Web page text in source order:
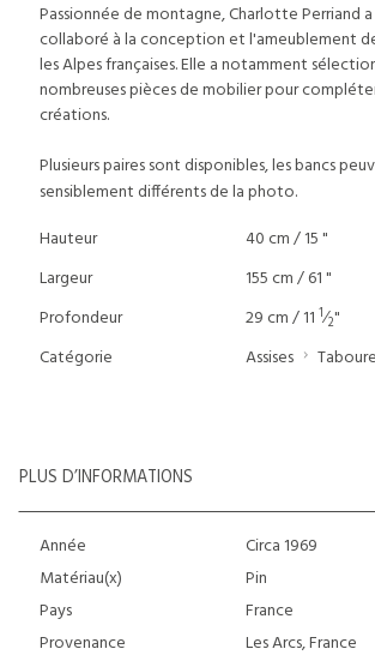
Passionnée de montagne, Charlotte Perriand
collaboré à la conception et l'ameublement
les Alpes françaises. Elle a notamment
nombreuses pièces de mobilier pour
créations.
Plusieurs paires sont disponibles, les bancs
sensiblement différents de la photo.
Hauteur
40 cm / 15 "
Largeur
155 cm / 61 "
Profondeur
29 cm / 11 1⁄2"
Catégorie
Assises
PLUS D’INFORMATIONS
Année
Circa 1969
Matériau(x)
Pin
Pays
France
Provenance
Les Arcs, France